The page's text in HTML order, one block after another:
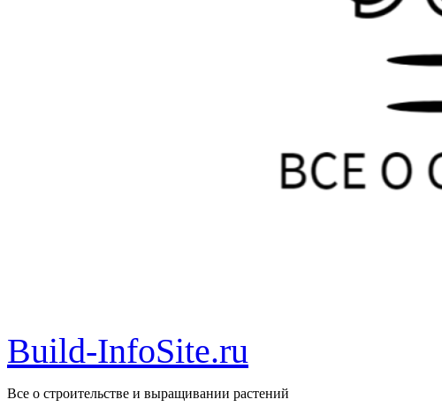
Build-InfoSite.ru
Все о строительстве и выращивании растений